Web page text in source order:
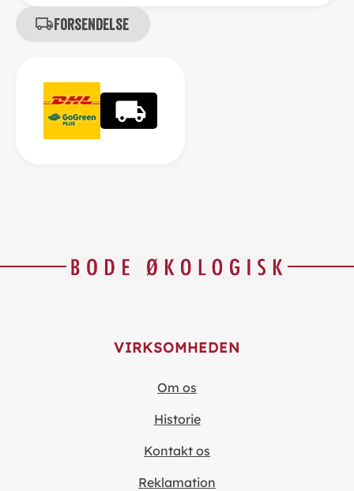
Forsendelse
VIRKSOMHEDEN
Om os
Historie
Kontakt os
Reklamation